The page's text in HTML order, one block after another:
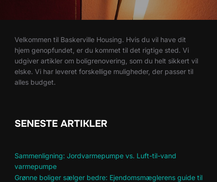
Velkommen til Baskerville Housing. Hvis du vil have dit
hjem genopfundet, er du kommet til det rigtige sted. Vi
udgiver artikler om boligrenovering, som du helt sikkert vil
elske. Vi har leveret forskellige muligheder, der passer til
alles budget.
SENESTE ARTIKLER
Sammenligning: Jordvarmepumpe vs. Luft-til-vand
varmepumpe
Grønne boliger sælger bedre: Ejendomsmæglerens guide til